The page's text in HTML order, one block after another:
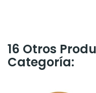
16 Otros
Categoría: